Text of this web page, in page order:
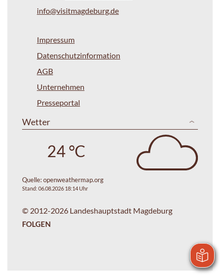
info@visitmagdeburg.de
Impressum
Datenschutzinformation
AGB
Unternehmen
Presseportal
Wetter
24 °C
Quelle:openweathermap.org
Stand: 06.08.2026 18:14 Uhr
© 2012-2026 Landeshauptstadt Magdeburg
FOLGEN